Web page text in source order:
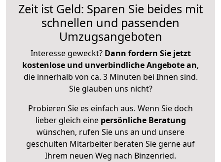
Zeit ist Geld: Sparen Sie beides mit
schnellen und passenden
Umzugsangeboten
Interesse geweckt? Dann fordern Sie jetzt
kostenlose und unverbindliche Angebote an,
die innerhalb von ca. 3 Minuten bei Ihnen sind.
Sie glauben uns nicht?
Probieren Sie es einfach aus. Wenn Sie doch
lieber gleich eine persönliche Beratung
wünschen, rufen Sie uns an und unsere
geschulten Mitarbeiter beraten Sie gerne auf
Ihrem neuen Weg nach Binzenried.